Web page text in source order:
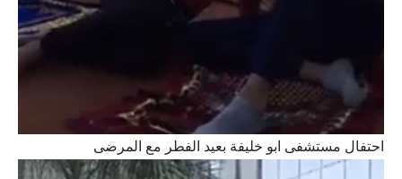
احتفال مستشفى ابو خليفة بعيد الفطر مع المرضى